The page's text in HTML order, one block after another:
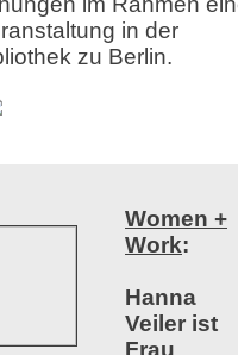
in der
zu Berlin.
Women +
Work:
Hanna
Veiler ist